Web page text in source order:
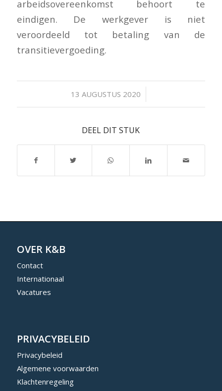
arbeidsovereenkomst behoort te
eindigen. De werkgever is niet
veroordeeld tot betaling van de
transitievergoeding.
13 AUGUSTUS 2020
/
DEEL DIT STUK
OVER K&B
Contact
Internationaal
Vacatures
PRIVACYBELEID
Privacybeleid
Algemene voorwaarden
Klachtenregeling